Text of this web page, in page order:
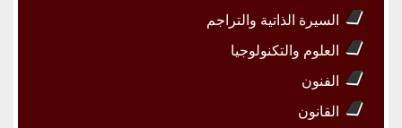
السيرة الذاتية والتراجم
العلوم والتكنولوجيا
الفنون
القانون